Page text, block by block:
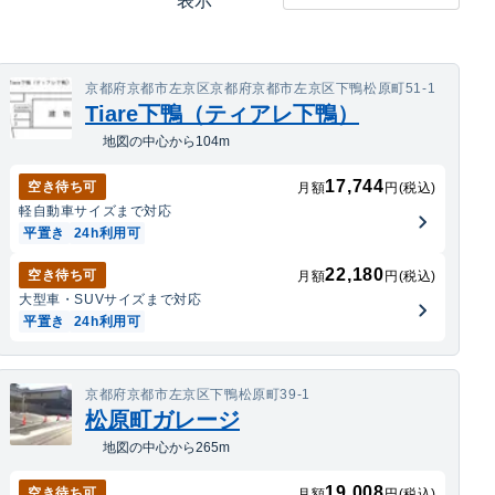
京都府京都市左京区京都府京都市左京区下鴨松原町51-1
Tiare下鴨（ティアレ下鴨）
地図の中心から104m
空き待ち可 月額17,744 円(税込)
軽自動車サイズまで対応
平置き
24h利用可
空き待ち可 月額22,180 円(税込)
大型車・SUVサイズまで対応
平置き
24h利用可
京都府京都市左京区下鴨松原町39-1
松原町ガレージ
地図の中心から265m